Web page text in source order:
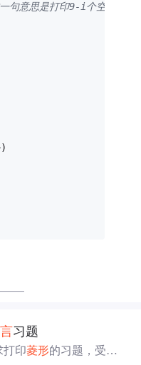
句意思是打印9-i个空格。
——
习题
打印菱形的习题，受同